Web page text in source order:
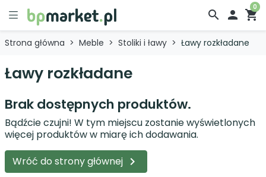
search  shopping_cart
0
Strona główna Meble Stoliki i ławy Ławy rozkładane
Ławy rozkładane
Brak dostępnych produktów.
Bądźcie czujni! W tym miejscu zostanie wyświetlonych
więcej produktów w miarę ich dodawania.
Wróć do strony głównej 